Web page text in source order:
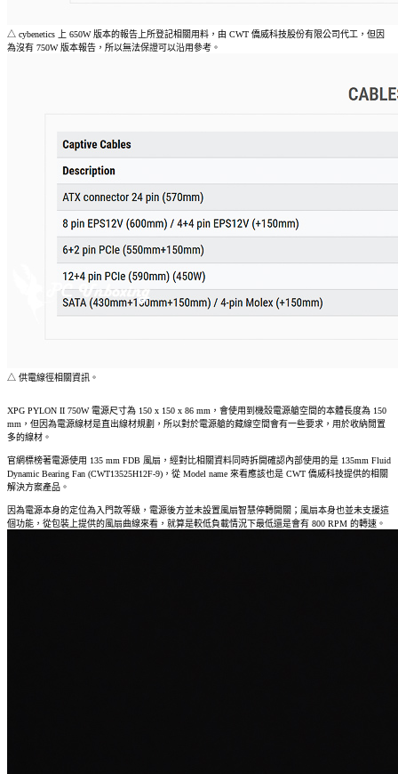
△ cybenetics 上 650W 版本的報告上所登記相關用料，由 CWT 僑威科技股份有限公司代工，但因
為沒有 750W 版本報告，所以無法保證可以沿用參考。
△ 供電線徑相關資訊。
XPG PYLON II 750W 電源尺寸為 150 x 150 x 86 mm，會使用到機殼電源艙空間的本體長度為 150
mm，但因為電源線材是直出線材規劃，所以對於電源艙的藏線空間會有一些要求，用於收納閒置
多的線材。
官網標榜著電源使用 135 mm FDB 風扇，經對比相關資料同時拆開確認內部使用的是 135mm Fluid
Dynamic Bearing Fan (CWT13525H12F-9)，從 Model name 來看應該也是 CWT 僑威科技提供的相關
解決方案產品。
因為電源本身的定位為入門款等級，電源後方並未設置風扇智慧停轉開關；風扇本身也並未支援這
個功能，從包裝上提供的風扇曲線來看，就算是較低負載情況下最低還是會有 800 RPM 的轉速。